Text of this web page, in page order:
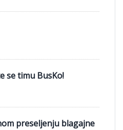
se timu BusKo!
preseljenju blagajne